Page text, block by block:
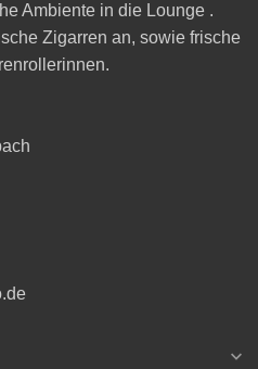
Ambiente in die Lounge .
Zigarren an, sowie frische